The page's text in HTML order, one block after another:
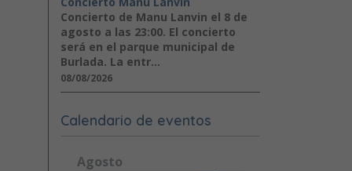
Concierto de Manu Lanvin el 8 de
agosto a las 23:00. El concierto
será en el parque municipal de
Burlada. La entr...
08/08/2026
Calendario de eventos
Agosto